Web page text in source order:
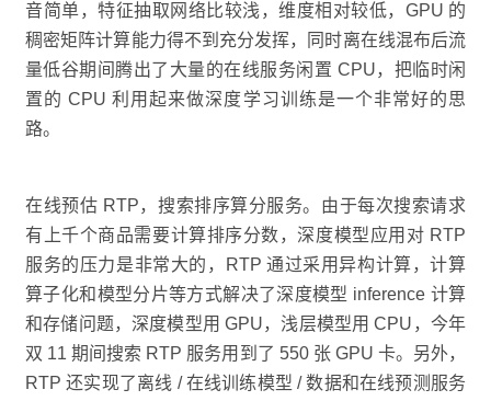
音简单，特征抽取网络比较浅，维度相对较低，GPU 的
稠密矩阵计算能力得不到充分发挥，同时离在线混布后流
量低谷期间腾出了大量的在线服务闲置 CPU，把临时闲
置的 CPU 利用起来做深度学习训练是一个非常好的思
路。
在线预估 RTP，搜索排序算分服务。由于每次搜索请求
有上千个商品需要计算排序分数，深度模型应用对 RTP
服务的压力是非常大的，RTP 通过采用异构计算，计算
算子化和模型分片等方式解决了深度模型 inference 计算
和存储问题，深度模型用 GPU，浅层模型用 CPU，今年
双 11 期间搜索 RTP 服务用到了 550 张 GPU 卡。另外，
RTP 还实现了离线 / 在线训练模型 / 数据和在线预测服务